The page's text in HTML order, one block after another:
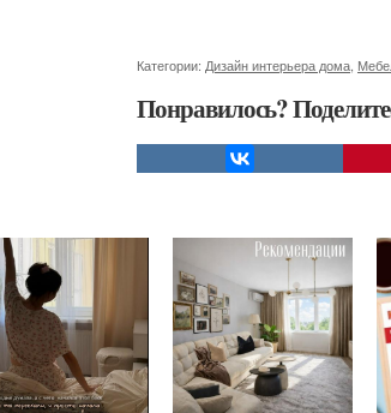
Категории: Дизайн интерьера дома
Понравилось?